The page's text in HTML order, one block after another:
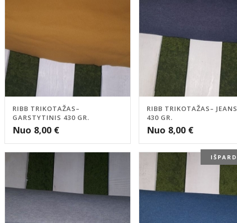
RIBB TRIKOTAŽAS–
GARSTYTINIS 430 GR.
Nuo 8,00 €
RIBB TRIKOTAŽAS–
430 GR.
Nuo 8,00 €